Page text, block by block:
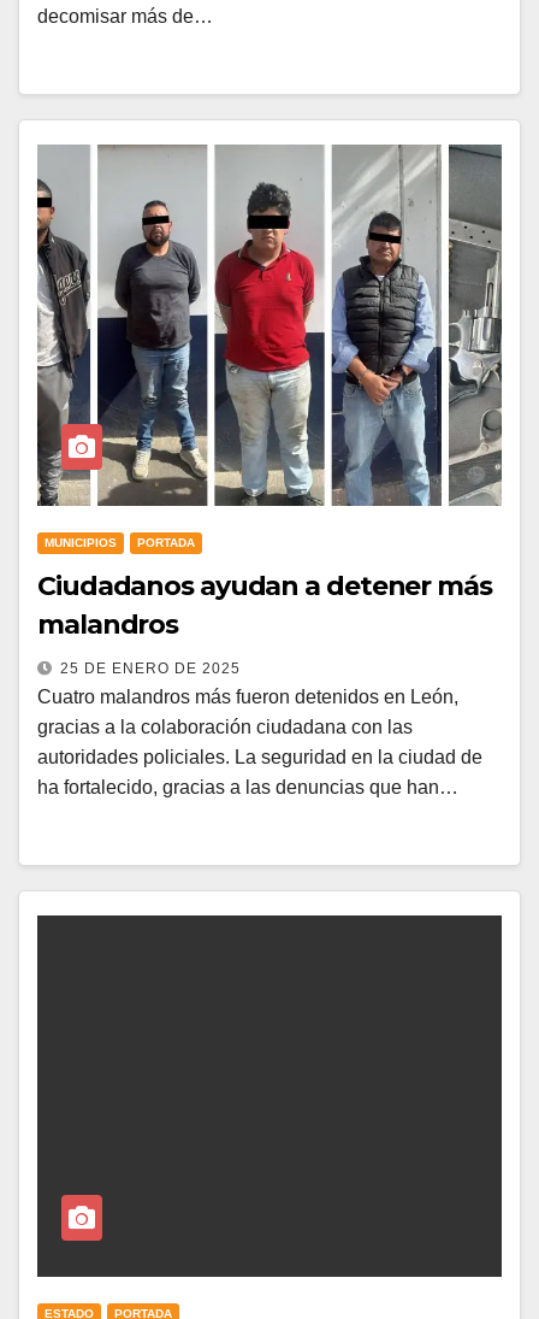
decomisar más de…
MUNICIPIOS PORTADA
Ciudadanos ayudan a detener más
malandros
25 DE ENERO DE 2025
Cuatro malandros más fueron detenidos en León,
gracias a la colaboración ciudadana con las
autoridades policiales. La seguridad en la ciudad de
ha fortalecido, gracias a las denuncias que han…
ESTADO PORTADA